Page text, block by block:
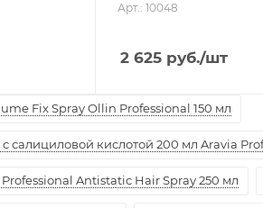
Арт.: 10048
2 625 руб./шт
Fix Spray Ollin Professional 150 мл
салициловой кислотой 200 мл Aravia
Antistatic Hair Spray 250 мл